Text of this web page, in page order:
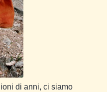
di anni, ci siamo